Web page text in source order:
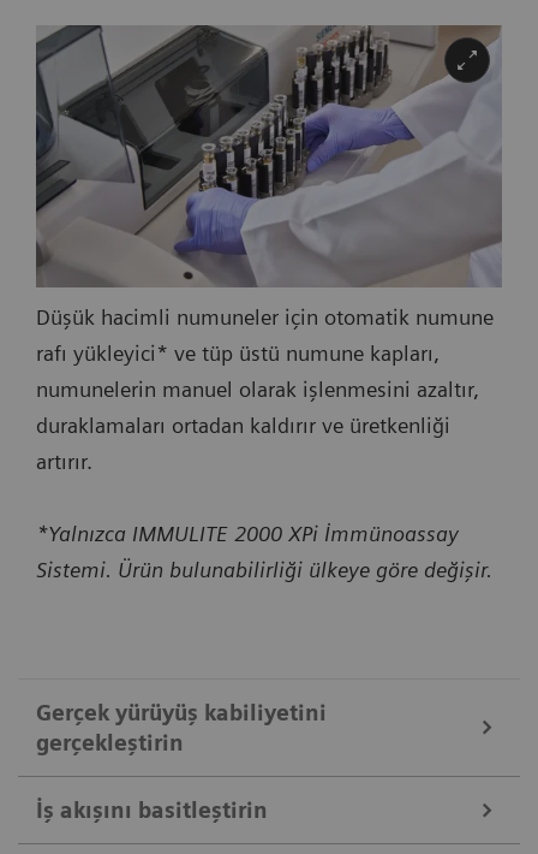
Düşük hacimli numuneler için otomatik numune
rafı yükleyici* ve tüp üstü numune kapları,
numunelerin manuel olarak işlenmesini azaltır,
duraklamaları ortadan kaldırır ve üretkenliği
artırır.
*Yalnızca IMMULITE 2000 XPi İmmünoassay
Sistemi. Ürün bulunabilirliği ülkeye göre değişir.
Gerçek yürüyüş kabiliyetini
gerçekleştirin
İş akışını basitleştirin